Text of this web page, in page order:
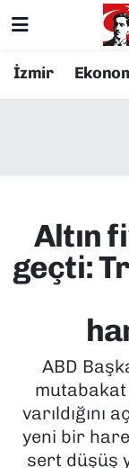
İzmir
Altın
geçti:
ABD
mutabakat
varıldığını
yeni bir
sert düşüş
Resmi
EKONOMİ
KÜLTÜR
MAGAZİN
POLİTİKA
SAĞLIK
Konak
Süper Lig
Tüm
Son
Haber